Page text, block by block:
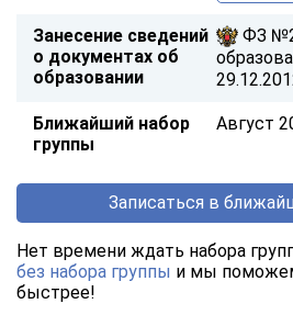
Занесение сведений
о документах об
образовании
ФЗ
Ближайший набор
группы
Август
Записаться в
Нет времени ждать набора
без набора группы и мы
быстрее!